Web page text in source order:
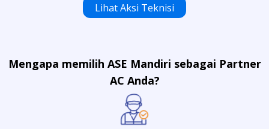
Lihat Aksi Teknisi
Mengapa memilih ASE Mandiri sebagai Partner
AC Anda?